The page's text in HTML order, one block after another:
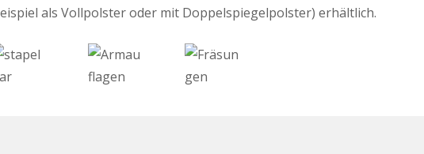
als Vollpolster oder mit Doppelspiegelpolster) erhältlich.